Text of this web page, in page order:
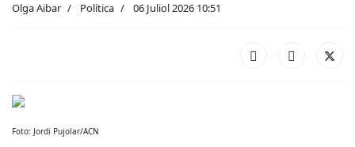
Olga Aibar Política 06 Juliol 2026 10:51
Foto: Jordi Pujolar/ACN